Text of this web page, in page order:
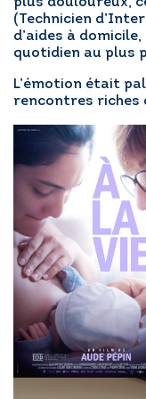
(Technicien
d’aides à
quotidien au plus
L’émotion était
rencontres riches